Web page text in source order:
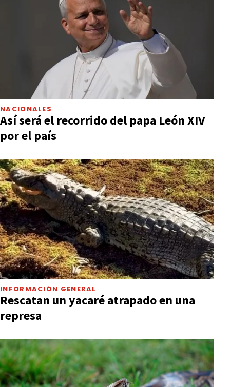
NACIONALES
Así será el recorrido del papa León XIV
por el país
INFORMACIÓN GENERAL
Rescatan un yacaré atrapado en una
represa